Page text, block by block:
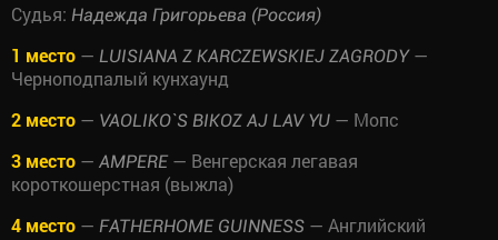
Судья: Надежда Григорьева (Россия)
1 место — LUISIANA Z KARCZEWSKIEJ ZAGRODY—
Черноподпалый кунхаунд
2 место — VAOLIKO`S BIKOZ AJ LAV YU — Мопс
3 место — AMPERE — Венгерская легавая
короткошерстная (выжла)
4 место — FATHERHOME GUINNESS — Английский